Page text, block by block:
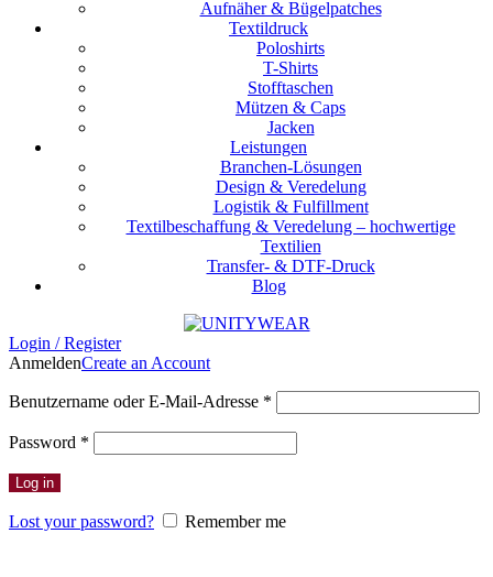
Aufnäher & Bügelpatches
Textildruck
Poloshirts
T-Shirts
Stofftaschen
Mützen & Caps
Jacken
Leistungen
Branchen-Lösungen
Design & Veredelung
Logistik & Fulfillment
Textilbeschaffung & Veredelung – hochwertige
Textilien
Transfer- & DTF-Druck
Blog
Login / Register
AnmeldenCreate an Account
Benutzername oder E-Mail-Adresse *
Password *
Log in
Lost your password? Remember me